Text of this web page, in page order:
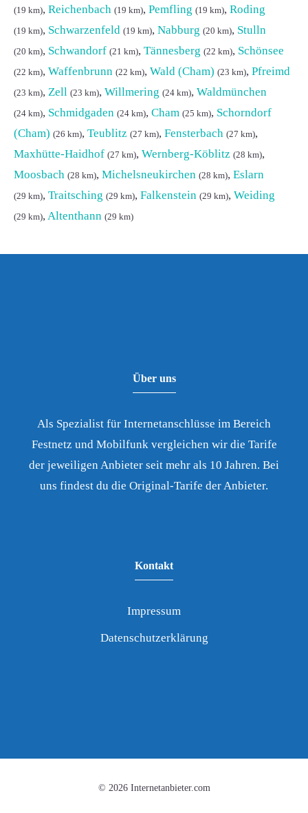
(19 km), Reichenbach (19 km), Pemfling (19 km), Roding
(19 km), Schwarzenfeld (19 km), Nabburg (20 km), Stulln
(20 km), Schwandorf (21 km), Tännesberg (22 km), Schönsee
(22 km), Waffenbrunn (22 km), Wald (Cham) (23 km), Pfreimd
(23 km), Zell (23 km), Willmering (24 km), Waldmünchen
(24 km), Schmidgaden (24 km), Cham (25 km), Schorndorf
(Cham) (26 km), Teublitz (27 km), Fensterbach (27 km),
Maxhütte-Haidhof (27 km), Wernberg-Köblitz (28 km),
Moosbach (28 km), Michelsneukirchen (28 km), Eslarn
(29 km), Traitsching (29 km), Falkenstein (29 km), Weiding
(29 km), Altenthann (29 km)
Über uns
Als Spezialist für Internetanschlüsse im Bereich
Festnetz und Mobilfunk vergleichen wir die Tarife
der jeweiligen Anbieter seit mehr als 10 Jahren. Bei
uns findest du die Original-Tarife der Anbieter.
Kontakt
Impressum
Datenschutzerklärung
© 2026 Internetanbieter.com